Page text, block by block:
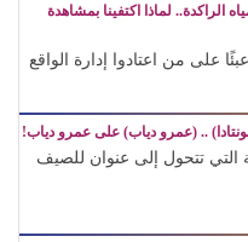
الراكدة.. لماذا اكتفينا بمشاهدة
على من اعتادوا إدارة الواقع
.. (عمرو دياب) على عمرو دياب!
التي تتحول إلى عنوان للصيف